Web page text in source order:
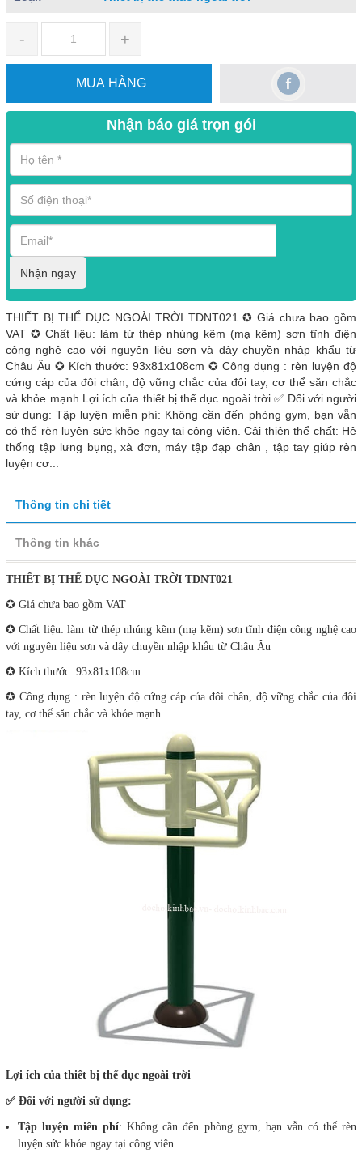
- +
MUA HÀNG
Nhận báo giá trọn gói
Nhận ngay
THIẾT BỊ THỂ DỤC NGOÀI TRỜI TDNT021 ✪ Giá chưa bao gồm
VAT ✪ Chất liệu: làm từ thép nhúng kẽm (mạ kẽm) sơn tĩnh điện
công nghệ cao với nguyên liệu sơn và dây chuyền nhập khẩu từ
Châu Âu ✪ Kích thước: 93x81x108cm ✪ Công dụng : rèn luyện độ
cứng cáp của đôi chân, độ vững chắc của đôi tay, cơ thể săn chắc
và khỏe mạnh Lợi ích của thiết bị thể dục ngoài trời ✅ Đối với người
sử dụng: Tập luyện miễn phí: Không cần đến phòng gym, bạn vẫn
có thể rèn luyện sức khỏe ngay tại công viên. Cải thiện thể chất: Hệ
thống tập lưng bụng, xà đơn, máy tập đạp chân , tập tay giúp rèn
luyện cơ...
Thông tin chi tiết
Thông tin khác
THIẾT BỊ THỂ DỤC NGOÀI TRỜI TDNT021
✪ Giá chưa bao gồm VAT
✪ Chất liệu: làm từ thép nhúng kẽm (mạ kẽm) sơn tĩnh điện công nghệ cao
với nguyên liệu sơn và dây chuyền nhập khẩu từ Châu Âu
✪ Kích thước: 93x81x108cm
✪ Công dụng : rèn luyện độ cứng cáp của đôi chân, độ vững chắc của đôi
tay, cơ thể săn chắc và khỏe mạnh
Lợi ích của thiết bị thể dục ngoài trời
✅ Đối với người sử dụng:
Tập luyện miễn phí: Không cần đến phòng gym, bạn vẫn có thể rèn
luyện sức khỏe ngay tại công viên.